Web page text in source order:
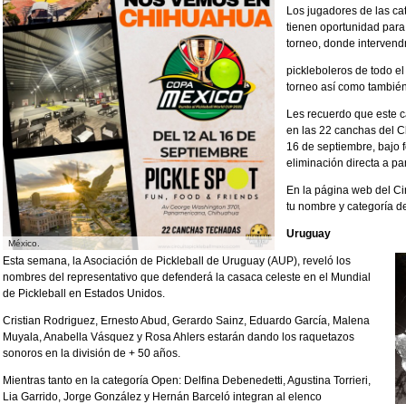
México.
Los jugadores de las
tienen oportunidad
torneo, donde
pickleboleros de todo
torneo así como
Les recuerdo que este
en las 22 canchas del
16 de septiembre, bajo
eliminación directa a
En la página web del
tu nombre y categoría
Uruguay
Esta semana, la Asociación de Pickleball de Uruguay (AUP), reveló los
nombres del representativo que defenderá la casaca celeste en el Mundial
de Pickleball en Estados Unidos.
Cristian Rodriguez, Ernesto Abud, Gerardo Sainz, Eduardo García, Malena
Muyala, Anabella Vásquez y Rosa Ahlers estarán dando los raquetazos
sonoros en la división de + 50 años.
Mientras tanto en la categoría Open: Delfina Debenedetti, Agustina Torrieri,
Lia Garrido, Jorge González y Hernán Barceló integran al elenco